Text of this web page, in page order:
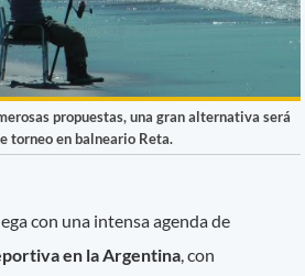
propuestas, una gran alternativa será
torneo en balneario Reta.
con una intensa agenda de
en la Argentina , con